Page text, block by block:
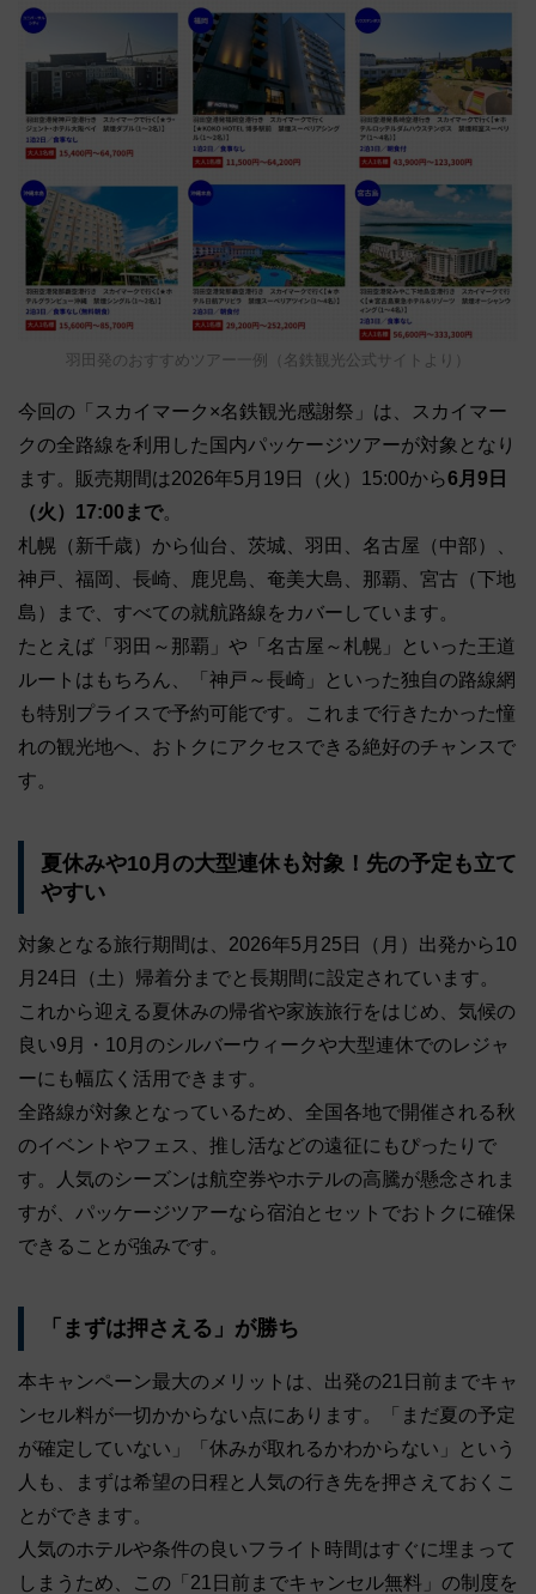
羽田発のおすすめツアー一例（名鉄観光公式サイトより）
今回の「スカイマーク×名鉄観光感謝祭」は、スカイマー
クの全路線を利用した国内パッケージツアーが対象となり
ます。販売期間は2026年5月19日（火）15:00から6月9日
（火）17:00まで。
札幌（新千歳）から仙台、茨城、羽田、名古屋（中部）、
神戸、福岡、長崎、鹿児島、奄美大島、那覇、宮古（下地
島）まで、すべての就航路線をカバーしています。
たとえば「羽田～那覇」や「名古屋～札幌」といった王道
ルートはもちろん、「神戸～長崎」といった独自の路線網
も特別プライスで予約可能です。これまで行きたかった憧
れの観光地へ、おトクにアクセスできる絶好のチャンスで
す。
夏休みや10月の大型連休も対象！先の予定も立て
やすい
対象となる旅行期間は、2026年5月25日（月）出発から10
月24日（土）帰着分までと長期間に設定されています。
これから迎える夏休みの帰省や家族旅行をはじめ、気候の
良い9月・10月のシルバーウィークや大型連休でのレジャ
ーにも幅広く活用できます。
全路線が対象となっているため、全国各地で開催される秋
のイベントやフェス、推し活などの遠征にもぴったりで
す。人気のシーズンは航空券やホテルの高騰が懸念されま
すが、パッケージツアーなら宿泊とセットでおトクに確保
できることが強みです。
「まずは押さえる」が勝ち
本キャンペーン最大のメリットは、出発の21日前までキャ
ンセル料が一切かからない点にあります。「まだ夏の予定
が確定していない」「休みが取れるかわからない」という
人も、まずは希望の日程と人気の行き先を押さえておくこ
とができます。
人気のホテルや条件の良いフライト時間はすぐに埋まって
しまうため、この「21日前までキャンセル無料」の制度を